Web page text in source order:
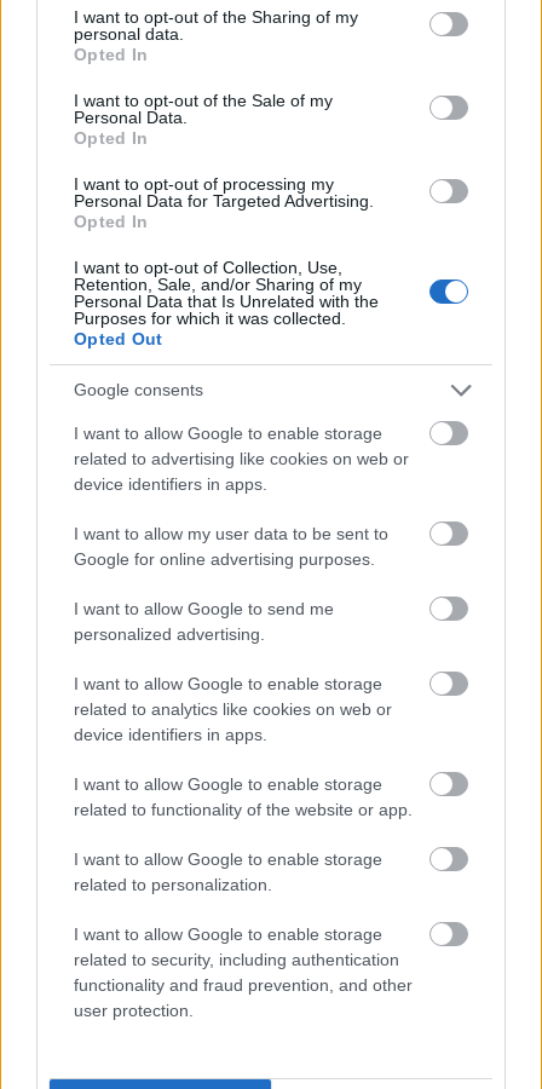
not limited to your visit or usage behaviour. You may click to
grant or deny consent to Google and its third-party tags to
use your data for below specified purposes in below Google
consent section.
I want to opt-out of the Sharing of my
personal data.
Opted In
I want to opt-out of the Sale of my
Personal Data.
Opted In
I want to opt-out of processing my
Personal Data for Targeted Advertising.
Opted In
I want to opt-out of Collection, Use,
Retention, Sale, and/or Sharing of my
Personal Data that Is Unrelated with the
Purposes for which it was collected.
Opted Out
Google consents
I want to allow Google to enable storage
related to advertising like cookies on web or
device identifiers in apps.
I want to allow my user data to be sent to
Google for online advertising purposes.
I want to allow Google to send me
personalized advertising.
I want to allow Google to enable storage
related to analytics like cookies on web or
device identifiers in apps.
I want to allow Google to enable storage
related to functionality of the website or app.
I want to allow Google to enable storage
related to personalization.
I want to allow Google to enable storage
related to security, including authentication
functionality and fraud prevention, and other
user protection.
Az új Országgyűlés újra izgalmassá
tette a parlamenti vitákat – ezt
mutatja meg a Parlamonitor
2026. július 30.
Intenzív parlamenti munka követte az áprilisi
választásokat. Az Országgyűlés az alakuló ülése óta
Tízmilliárdos Nemzeti Konzultáció,
valótlan állítások - A K-Monitor
indítványára elrendelték a
nyomozást
A K-Monitor indítványának köszönhetően nyomozni
kell a Balásy Gyula cégeinek kiszervezett 2025.
októberi “Nemzeti Konzultáció” ügyében, amit ...